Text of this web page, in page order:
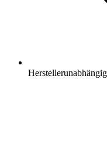
Herstellerunabhängig